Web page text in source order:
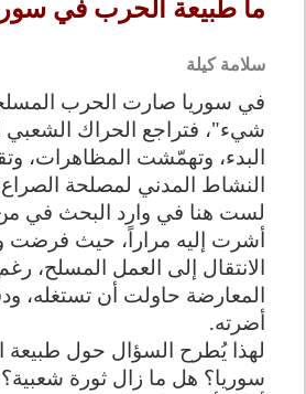
ما طبيعة الحرب في
سلامة كيلة
في سوريا صارت الحرب
شيء"، فتراجع الحراك الشعبي
البدء، وتهمّشت المظاهرات،
النشاط المدني لمصلحة
لست هنا في وارد البحث في
أشرت إليه مراراً، حيث فرضت
الانتقال إلى العمل المسلح،
المعارضة حاولت أن تستغله،
أضرته.
لهذا يُطرح السؤال حول طبيعة
سوريا؟ هل ما زال ثورة